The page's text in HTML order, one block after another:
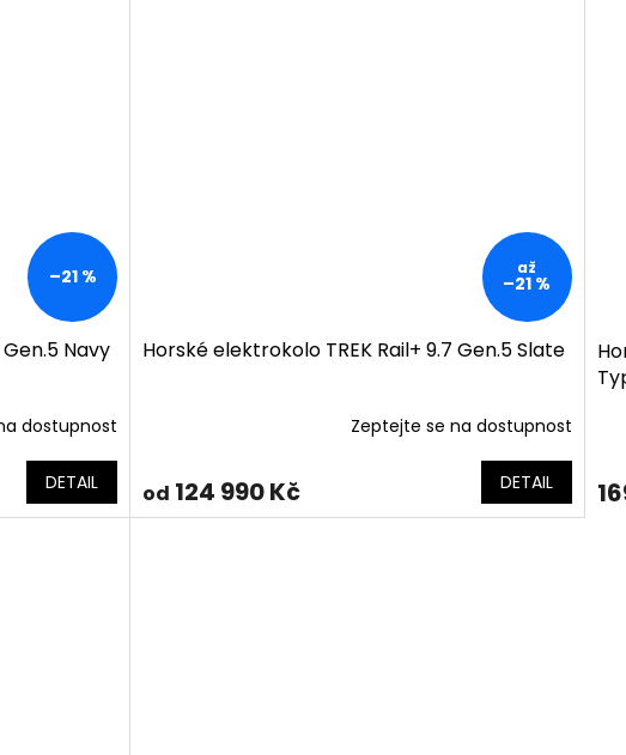
–21 %
Navy
dostupnost
DETAIL
až
–21 %
Horské elektrokolo TREK Rail+ 9.7 Gen.5 Slate
Zeptejte se na dostupnost
od 124 990 Kč DETAIL